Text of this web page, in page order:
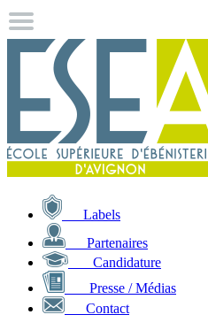
Labels
Partenaires
Candidature
Presse / Médias
Contact